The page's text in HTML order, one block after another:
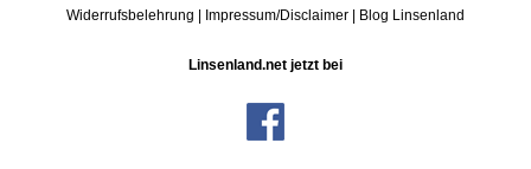
Widerrufsbelehrung | Impressum/Disclaimer | Blog Linsenland
Linsenland.net jetzt bei